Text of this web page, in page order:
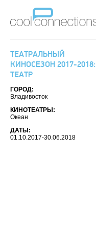
ТЕАТРАЛЬНЫЙ
КИНОСЕЗОН 2017-2018:
ТЕАТР
ГОРОД:
Владивосток
КИНОТЕАТРЫ:
Океан
ДАТЫ:
01.10.2017-30.06.2018